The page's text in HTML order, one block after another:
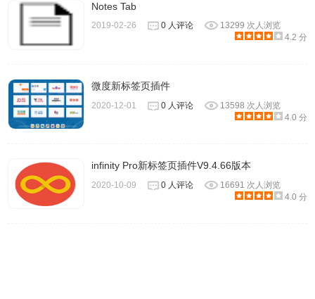
3.修改搜索框默认隐藏
3.新增搜索引擎选项
4.调整页面布局
2.1.2 更新
2.1.1 更新
1.解决诗句分行排列问题
2.增加今日诗词 credit
Notes Tab
2019-02-26 0 人评论
13299 次人浏览
4.2 分
微度新标签页插件
2020-12-01 0 人评论
13598 次人浏览
4.0 分
infinity Pro新标签页插件V9.4.66版本
2020-10-09 0 人评论
16691 次人浏览
4.0 分